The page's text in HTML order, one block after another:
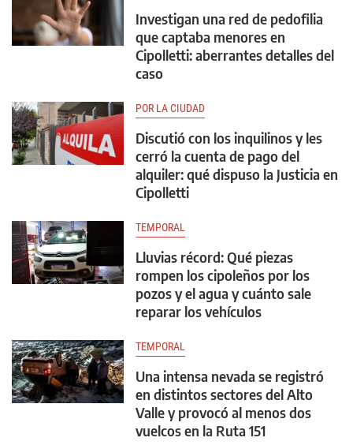
Investigan una red de pedofilia
que captaba menores en
Cipolletti: aberrantes detalles del
caso
POR LA CIUDAD
Discutió con los inquilinos y les
cerró la cuenta de pago del
alquiler: qué dispuso la Justicia en
Cipolletti
TEMPORAL
Lluvias récord: Qué piezas
rompen los cipoleños por los
pozos y el agua y cuánto sale
reparar los vehículos
TEMPORAL
Una intensa nevada se registró
en distintos sectores del Alto
Valle y provocó al menos dos
vuelcos en la Ruta 151